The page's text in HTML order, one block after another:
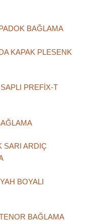
BAĞLAMA
KAPAK PLESENK
PREFİX-T
SARI ARDIÇ
BOYALI
BAĞLAMA